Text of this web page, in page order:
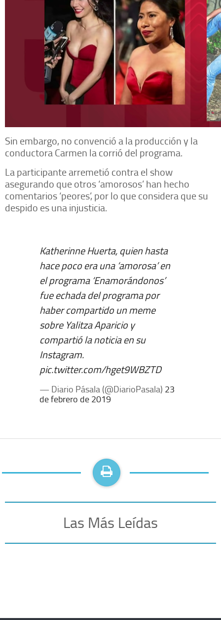
Sin embargo, no convenció a la producción y la
conductora Carmen la corrió del programa.
La participante arremetió contra el show
asegurando que otros ‘amorosos’ han hecho
comentarios ‘peores’, por lo que considera que su
despido es una injusticia.
Katherinne Huerta, quien hasta
hace poco era una ‘amorosa’ en
el programa ‘Enamorándonos’
fue echada del programa por
haber compartido un meme
sobre Yalitza Aparicio y
compartió la noticia en su
Instagram.
pic.twitter.com/hget9WBZTD
— Diario Pásala (@DiarioPasala) 23
de febrero de 2019
Las Más Leídas